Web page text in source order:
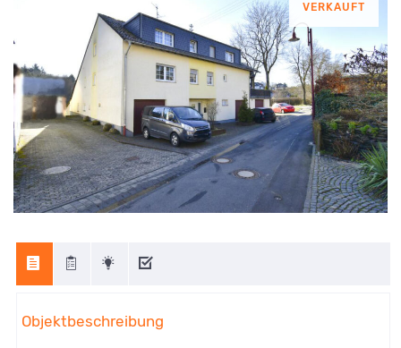
VERKAUFT
Objektbeschreibung